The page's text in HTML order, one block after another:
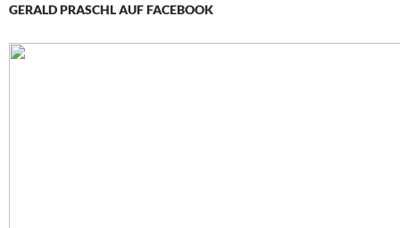
GERALD PRASCHL AUF FACEBOOK